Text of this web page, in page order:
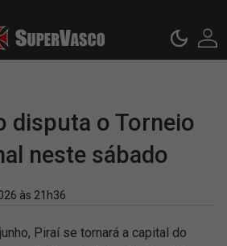
disputa o Torneio
neste sábado
às 21h36
Piraí se tornará a capital do